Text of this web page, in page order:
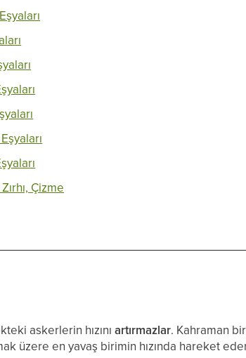
Çizme
askerlerin hızınıartırmazlar. Kahraman
üzere en yavaş birimin hızında hareket